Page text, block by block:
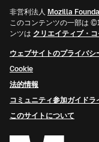
非営利法人 Mozilla
このコンテンツの一部は
ンツは クリエイティブ・
ウェブサイトのプライバシ
Cookie
法的情報
コミュニティ参加ガイドラ
このサイトについて